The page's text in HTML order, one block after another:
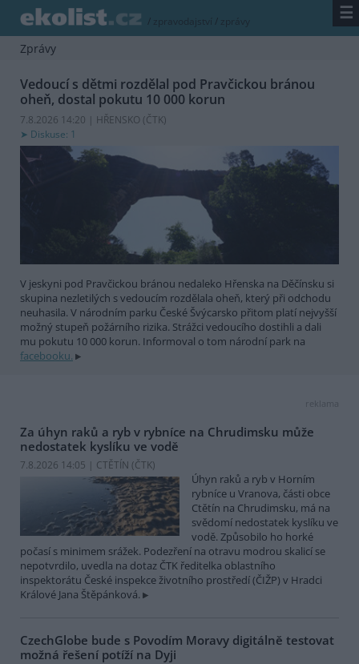
/ zpravodajství / zprávy ☰
Zprávy
Vedoucí s dětmi rozdělal pod Pravčickou bránou
oheň, dostal pokutu 10 000 korun
7.8.2026 14:20 | HŘENSKO (ČTK)
Diskuse: 1
V jeskyni pod Pravčickou bránou nedaleko Hřenska na Děčínsku si
skupina nezletilých s vedoucím rozdělala oheň, který při odchodu
neuhasila. V národním parku České Švýcarsko přitom platí nejvyšší
možný stupeň požárního rizika. Strážci vedoucího dostihli a dali
mu pokutu 10 000 korun. Informoval o tom národní park na
facebooku.
reklama
Za úhyn raků a ryb v rybníce na Chrudimsku může
nedostatek kyslíku ve vodě
7.8.2026 14:05 | CTĚTÍN (ČTK)
Úhyn raků a ryb v Horním
rybníce u Vranova, části obce
Ctětín na Chrudimsku, má na
svědomí nedostatek kyslíku ve
vodě. Způsobilo ho horké
počasí s minimem srážek. Podezření na otravu modrou skalicí se
nepotvrdilo, uvedla na dotaz ČTK ředitelka oblastního
inspektorátu České inspekce životního prostředí (ČIŽP) v Hradci
Králové Jana Štěpánková.
CzechGlobe bude s Povodím Moravy digitálně testovat
možná řešení potíží na Dyji